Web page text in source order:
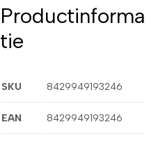
Productinforma
tie
SKU 8429949193246
EAN 8429949193246